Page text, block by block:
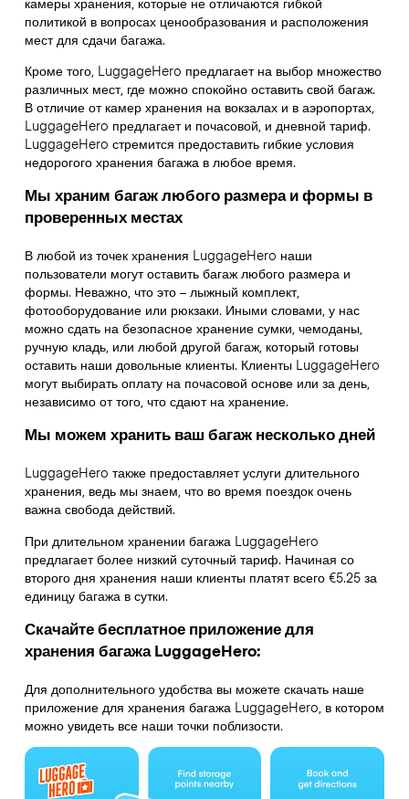
политикой в вопросах ценообразования и расположения
мест для сдачи багажа.
Кроме того, LuggageHero предлагает на выбор множество
различных мест, где можно спокойно оставить свой багаж.
В отличие от камер хранения на вокзалах и в аэропортах,
LuggageHero предлагает и почасовой, и дневной тариф.
LuggageHero стремится предоставить гибкие условия
недорогого хранения багажа в любое время.
Мы храним багаж любого размера и формы в
проверенных местах
В любой из точек хранения LuggageHero наши
пользователи могут оставить багаж любого размера и
формы. Неважно, что это – лыжный комплект,
фотооборудование или рюкзаки. Иными словами, у нас
можно сдать на безопасное хранение сумки, чемоданы,
ручную кладь, или любой другой багаж, который готовы
оставить наши довольные клиенты. Клиенты LuggageHero
могут выбирать оплату на почасовой основе или за день,
независимо от того, что сдают на хранение.
Мы можем хранить ваш багаж несколько дней
LuggageHero также предоставляет услуги длительного
хранения, ведь мы знаем, что во время поездок очень
важна свобода действий.
При длительном хранении багажа LuggageHero
предлагает более низкий суточный тариф. Начиная со
второго дня хранения наши клиенты платят всего €5.25 за
единицу багажа в сутки.
Скачайте бесплатное приложение для
хранения багажа LuggageHero:
Для дополнительного удобства вы можете скачать наше
приложение для хранения багажа LuggageHero, в котором
можно увидеть все наши точки поблизости.